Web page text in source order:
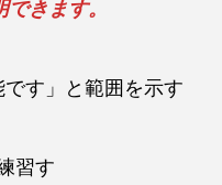
きます。
す」と範囲を示す
習す